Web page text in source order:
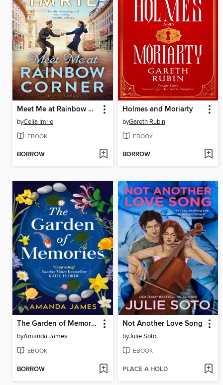
Meet Me at Rainbow Corner
byCelia Imrie
EBOOK
BORROW
Holmes and Moriarty
byGareth Rubin
EBOOK
BORROW
The Garden of Memories
byAmanda James
EBOOK
BORROW
Not Another Love Song
byJulie Soto
EBOOK
PLACE A HOLD